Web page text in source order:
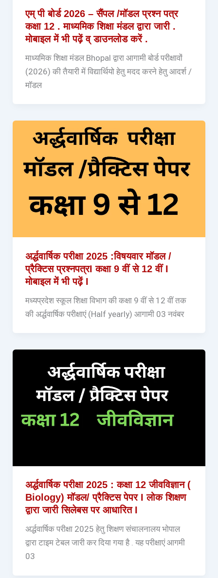
एम् पी बोर्ड 2026 – सैंपल /मॉडल प्रश्न पत्र
कक्षा 12 . माध्यमिक शिक्षा मंडल द्वारा जारी .
मोबाइल में भी पढ़ें व् डाउनलोड करें .
माध्यमिक शिक्षा मंडल Bhopal द्वारा आगामी बोर्ड परीक्षावों
(2026) की तैयारी में विद्यार्थियो हेतु मदद करने हेतु आदर्श /
मॉडल
अर्द्धवार्षिक परीक्षा 2025 :विषयवार मॉडल /
प्रैक्टिस प्रश्नपत्रI कक्षा 9 वीं से 12 वीं I
मोबाइल में भी पढ़ें I
मध्यप्रदेश स्कूल शिक्षा विभाग की कक्षा 9 वीं से 12 वीं तक
की अर्द्धवार्षिक परीक्षाएं (Half yearly) आगामी 03 नवंबर
अर्द्धवार्षिक परीक्षा 2025 : कक्षा 12 जीवविज्ञान (
Biology) मॉडल/ प्रैक्टिस पेपर I लोक शिक्षण
द्वारा जारी सिलेबस पर आधारित I
अर्द्धवार्षिक परीक्षा 2025 हेतु शिक्षण संचालनालय भोपाल
द्वारा टाइम टेबल जारी कर दिया गया है . यह परीक्षाएं आगमी
03